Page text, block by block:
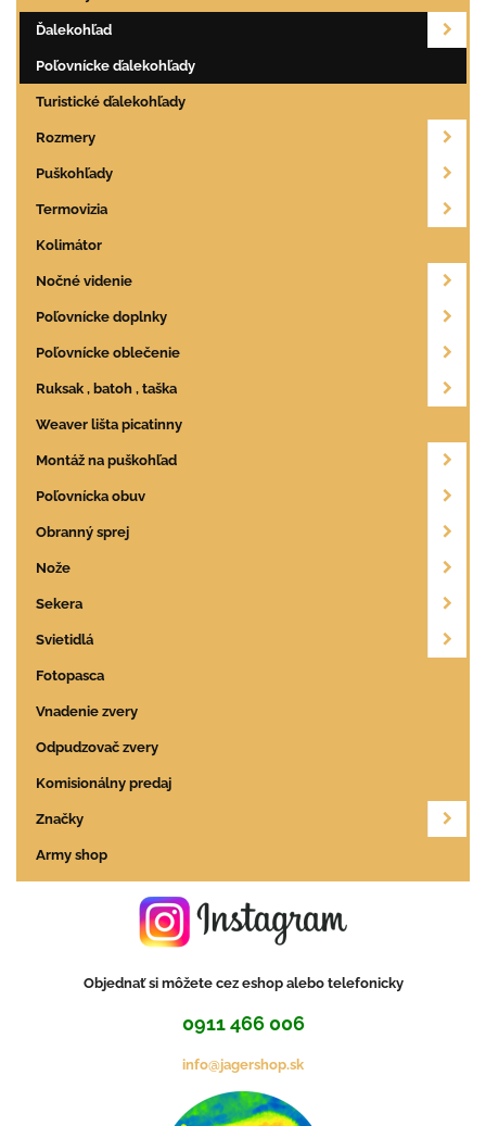
Ďalekohľad
Poľovnícke ďalekohľady
Turistické ďalekohľady
Rozmery
Puškohľady
Termovizia
Kolimátor
Nočné videnie
Poľovnícke doplnky
Poľovnícke oblečenie
Ruksak , batoh , taška
Weaver lišta picatinny
Montáž na puškohľad
Poľovnícka obuv
Obranný sprej
Nože
Sekera
Svietidlá
Fotopasca
Vnadenie zvery
Odpudzovač zvery
Komisionálny predaj
Značky
Army shop
Objednať si môžete cez eshop alebo telefonicky
0911 466 006
info@jagershop.sk